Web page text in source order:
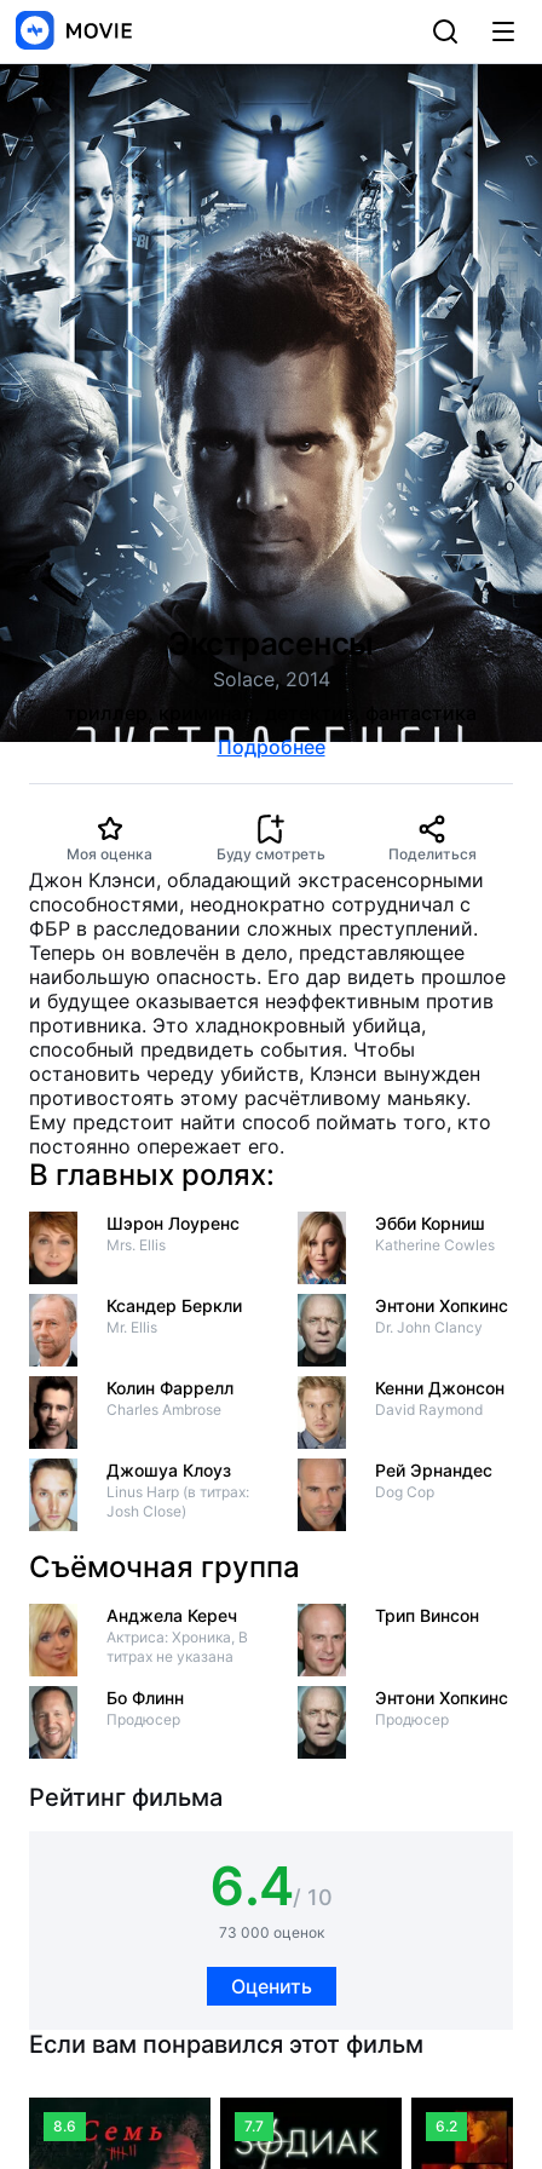
Экстрасенсы
Solace, 2014
триллер, криминал, детектив, фантастика
Подробнее
Моя оценка Буду смотреть Поделиться
Джон Клэнси, обладающий экстрасенсорными
способностями, неоднократно сотрудничал с
ФБР в расследовании сложных преступлений.
Теперь он вовлечён в дело, представляющее
наибольшую опасность. Его дар видеть прошлое
и будущее оказывается неэффективным против
противника. Это хладнокровный убийца,
способный предвидеть события. Чтобы
остановить череду убийств, Клэнси вынужден
противостоять этому расчётливому маньяку.
Ему предстоит найти способ поймать того, кто
постоянно опережает его.
В главных ролях:
Шэрон Лоуренс
Mrs. Ellis
Ксандер Беркли
Mr. Ellis
Колин Фаррелл
Charles Ambrose
Джошуа Клоуз
Linus Harp (в титрах:
Josh Close)
Эбби Корниш
Katherine Cowles
Энтони Хопкинс
Dr. John Clancy
Кенни Джонсон
David Raymond
Рей Эрнандес
Dog Cop
Съёмочная группа
Анджела Кереч
Актриса: Хроника, В
титрах не указана
Бо Флинн
Продюсер
Трип Винсон
Энтони Хопкинс
Продюсер
Рейтинг фильма
6.4/ 10
73 000 оценок
Оценить
Если вам понравился этот фильм
8.6 7.7 6.2